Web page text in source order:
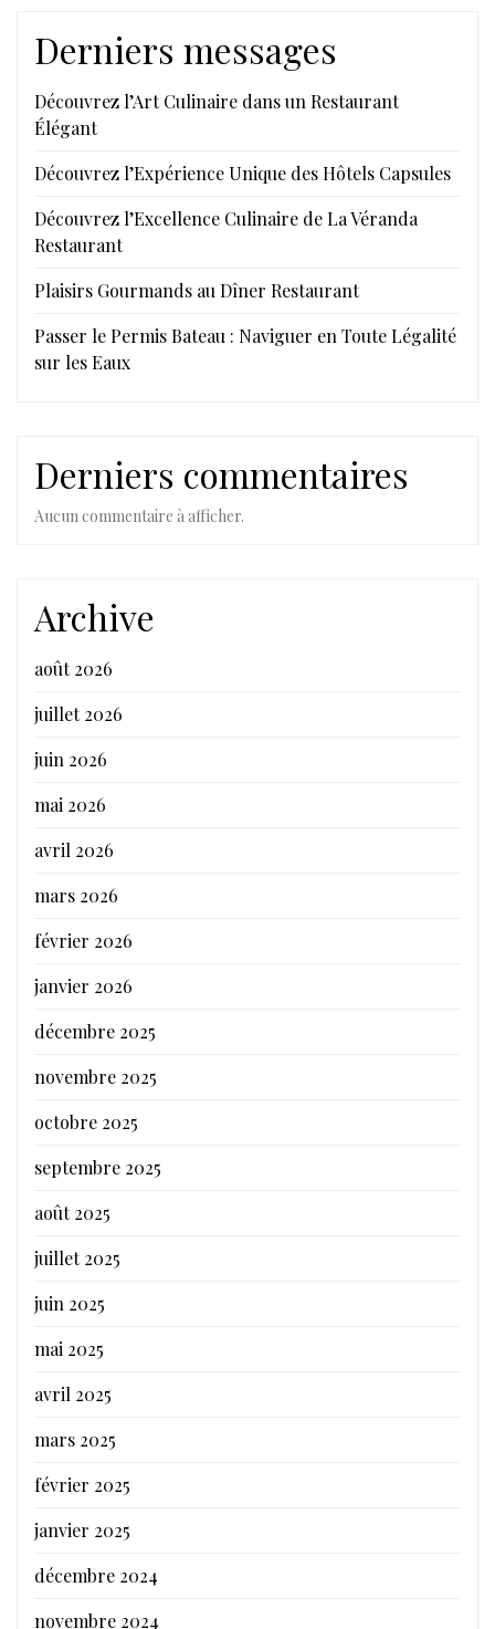
Derniers messages
Découvrez l’Art Culinaire dans un Restaurant
Élégant
Découvrez l’Expérience Unique des Hôtels Capsules
Découvrez l’Excellence Culinaire de La Véranda
Restaurant
Plaisirs Gourmands au Dîner Restaurant
Passer le Permis Bateau : Naviguer en Toute Légalité
sur les Eaux
Derniers commentaires
Aucun commentaire à afficher.
Archive
août 2026
juillet 2026
juin 2026
mai 2026
avril 2026
mars 2026
février 2026
janvier 2026
décembre 2025
novembre 2025
octobre 2025
septembre 2025
août 2025
juillet 2025
juin 2025
mai 2025
avril 2025
mars 2025
février 2025
janvier 2025
décembre 2024
novembre 2024